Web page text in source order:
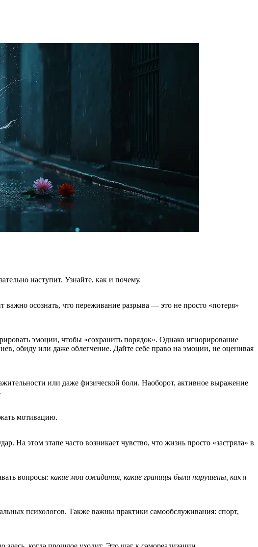
наступит. Узнайте, как и почему.
осознать, что переживание разрыва — это не просто «потеря»
эмоции, чтобы «сохранить порядок». Однако игнорирование
обиду или даже облегчение. Дайте себе право на эмоции, не оценивая
или даже физической боли. Наоборот, активное выражение
мотивацию.
На этом этапе часто возникает чувство, что жизнь просто «застряла» в
вопросы: какие мои ожидания, какие границы были нарушены, как я
психологов. Также важны практики самообслуживания: спорт,